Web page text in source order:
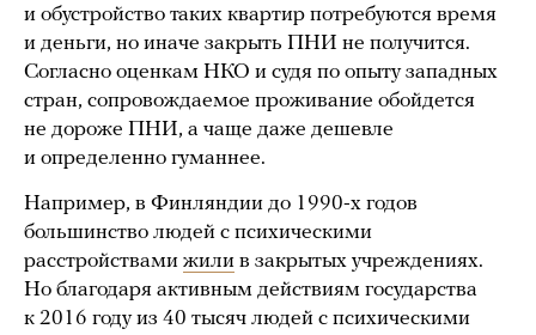
и обустройство таких квартир потребуются время
и деньги, но иначе закрыть ПНИ не получится.
Согласно оценкам НКО и судя по опыту западных
стран, сопровождаемое проживание обойдется
не дороже ПНИ, а чаще даже дешевле
и определенно гуманнее.
Например, в Финляндии до 1990-х годов
большинство людей с психическими
расстройствами жили в закрытых учреждениях.
Но благодаря активным действиям государства
к 2016 году из 40 тысяч людей с психическими